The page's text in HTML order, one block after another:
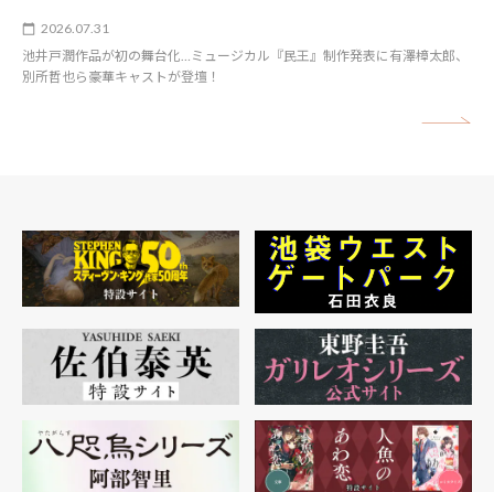
2026.07.31
池井戸潤作品が初の舞台化…ミュージカル『民王』制作発表に有澤樟太郎、
別所哲也ら豪華キャストが登壇！